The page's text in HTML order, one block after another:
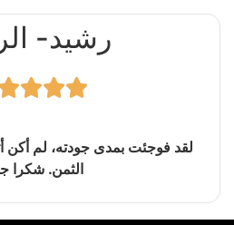
رشيد-



لقد فوجئت بمدى جودته، لم أكن
الثمن. شكرا